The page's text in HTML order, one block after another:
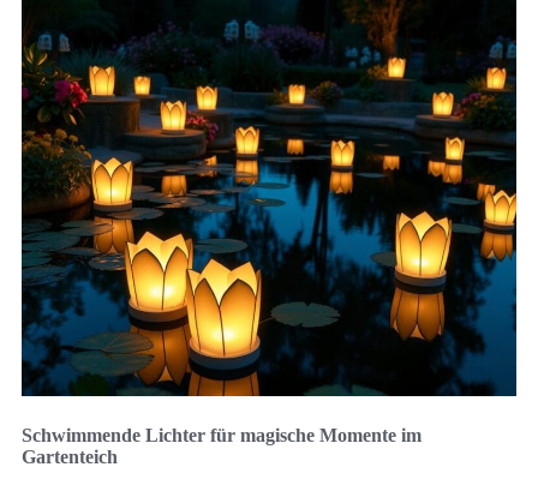
Schwimmende Lichter für magische Momente im
Gartenteich